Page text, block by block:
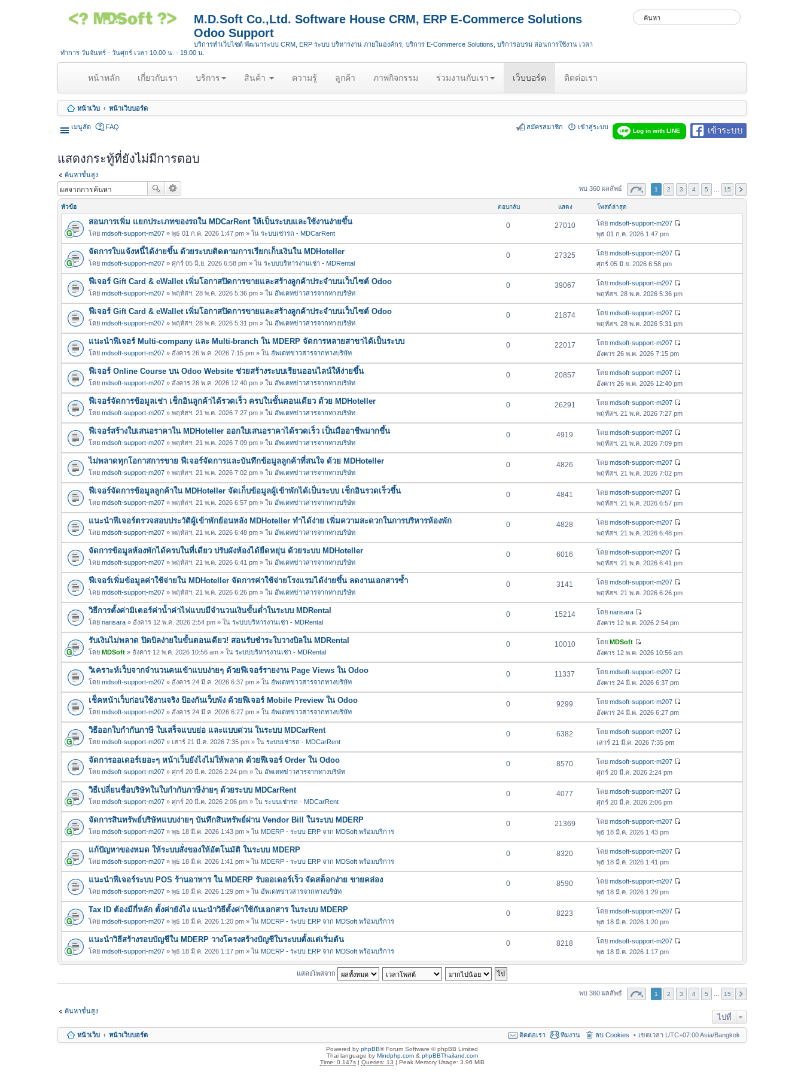
M.D.Soft Co.,Ltd. Software House CRM, ERP E-Commerce Solutions
Odoo Support
บริการทำเว็บไซต์ พัฒนาระบบ CRM, ERP ระบบ บริหารงาน ภายในองค์กร, บริการ E-Commerce Solutions, บริการอบรม สอนการใช้งาน เวลา
ทำการ วันจันทร์ - วันศุกร์ เวลา 10.00 น. - 19.00 น.
หน้าหลัก(
u
r
n
t
เกี่ยวกับเรา บริการ สินค้า ความรู้ ลูกค้า ภาพกิจกรรม ร่วมงานกับเรา เว็บบอร์ด ติดต่อเรา
หน้าเว็บ หน้าเว็บบอร์ด
เมนูลัด เข้าระบบ
Log in with LINE
FAQ เข้าสู่ระบบ
สมัครสมาชิก
แสดงกระทู้ที่ยังไม่มีการตอบ
ค้นหาขั้นสูง
พบ 360 ผลลัพธ์
1 2 3 4 5 15
หัวข้อ ตอบกลับ แสดง โพสต์ล่าสุด
สอนการเพิ่ม แยกประเภทของรถใน MDCarRent ให้เป็นระบบและใช้งานง่ายขึ้น
โดย mdsoft-support-m207 » พุธ 01 ก.ค. 2026 1:47 pm » ใน ระบบเช่ารถ - MDCarRent
0 27010 โดย mdsoft-support-m207
ข้
ว
ม
ล่
สุ
พุธ 01 ก.ค. 2026 1:47 pm
จัดการใบแจ้งหนี้ได้ง่ายขึ้น ด้วยระบบติดตามการเรียกเก็บเงินใน MDHoteller
โดย mdsoft-support-m207 » ศุกร์ 05 มิ.ย. 2026 6:58 pm » ใน ระบบบริหารงานเช่า - MDRental
0 27325 โดย mdsoft-support-m207
ข้
ค
ว
ม
ล่
ศุกร์ 05 มิ.ย. 2026 6:58 pm
ฟีเจอร์ Gift Card & eWallet เพิ่มโอกาสปิดการขายและสร้างลูกค้าประจำบนเว็บไซต์ Odoo
โดย mdsoft-support-m207 » พฤหัสฯ. 28 พ.ค. 2026 5:36 pm » ใน อัพเดทข่าวสารจากทางบริษัท
0 39067 โดย mdsoft-support-m207
ข้
ค
ว
ล่
สุ
พฤหัสฯ. 28 พ.ค. 2026 5:36 pm
ฟีเจอร์ Gift Card & eWallet เพิ่มโอกาสปิดการขายและสร้างลูกค้าประจำบนเว็บไซต์ Odoo
โดย mdsoft-support-m207 » พฤหัสฯ. 28 พ.ค. 2026 5:31 pm » ใน อัพเดทข่าวสารจากทางบริษัท
0 21874 โดย mdsoft-support-m207
ข้
ว
ม
ล่
สุ
พฤหัสฯ. 28 พ.ค. 2026 5:31 pm
แนะนำฟีเจอร์ Multi-company และ Multi-branch ใน MDERP จัดการหลายสาขาได้เป็นระบบ
โดย mdsoft-support-m207 » อังคาร 26 พ.ค. 2026 7:15 pm » ใน อัพเดทข่าวสารจากทางบริษัท
0 22017 โดย mdsoft-support-m207
ข้
ค
ว
ม
ล่
สุ
อังคาร 26 พ.ค. 2026 7:15 pm
ฟีเจอร์ Online Course บน Odoo Website ช่วยสร้างระบบเรียนออนไลน์ให้ง่ายขึ้น
โดย mdsoft-support-m207 » อังคาร 26 พ.ค. 2026 12:40 pm » ใน อัพเดทข่าวสารจากทางบริษัท
0 20857 โดย mdsoft-support-m207
ข้
ค
ว
ม
ล่
สุ
อังคาร 26 พ.ค. 2026 12:40 pm
ฟีเจอร์จัดการข้อมูลเช่า เช็กอินลูกค้าได้รวดเร็ว ครบในขั้นตอนเดียว ด้วย MDHoteller
โดย mdsoft-support-m207 » พฤหัสฯ. 21 พ.ค. 2026 7:27 pm » ใน อัพเดทข่าวสารจากทางบริษัท
0 26291 โดย mdsoft-support-m207
ข้
ค
ว
ม
ล่
สุ
พฤหัสฯ. 21 พ.ค. 2026 7:27 pm
ฟีเจอร์สร้างใบเสนอราคาใน MDHoteller ออกใบเสนอราคาได้รวดเร็ว เป็นมืออาชีพมากขึ้น
โดย mdsoft-support-m207 » พฤหัสฯ. 21 พ.ค. 2026 7:09 pm » ใน อัพเดทข่าวสารจากทางบริษัท
0 4919 โดย mdsoft-support-m207
ข้
ค
ว
ม
ล่
สุ
พฤหัสฯ. 21 พ.ค. 2026 7:09 pm
ไม่พลาดทุกโอกาสการขาย ฟีเจอร์จัดการและบันทึกข้อมูลลูกค้าที่สนใจ ด้วย MDHoteller
โดย mdsoft-support-m207 » พฤหัสฯ. 21 พ.ค. 2026 7:02 pm » ใน อัพเดทข่าวสารจากทางบริษัท
0 4826 โดย mdsoft-support-m207
ข้
ค
ว
ม
ล่
สุ
พฤหัสฯ. 21 พ.ค. 2026 7:02 pm
ฟีเจอร์จัดการข้อมูลลูกค้าใน MDHoteller จัดเก็บข้อมูลผู้เข้าพักได้เป็นระบบ เช็กอินรวดเร็วขึ้น
โดย mdsoft-support-m207 » พฤหัสฯ. 21 พ.ค. 2026 6:57 pm » ใน อัพเดทข่าวสารจากทางบริษัท
0 4841 โดย mdsoft-support-m207
ข้
ค
ว
ม
ล่
สุ
พฤหัสฯ. 21 พ.ค. 2026 6:57 pm
แนะนำฟีเจอร์ตรวจสอบประวัติผู้เข้าพักย้อนหลัง MDHoteller ทำได้ง่าย เพิ่มความสะดวกในการบริหารห้องพัก
โดย mdsoft-support-m207 » พฤหัสฯ. 21 พ.ค. 2026 6:48 pm » ใน อัพเดทข่าวสารจากทางบริษัท
0 4828 โดย mdsoft-support-m207
ข้
ค
ว
ม
ล่
พฤหัสฯ. 21 พ.ค. 2026 6:48 pm
จัดการข้อมูลห้องพักได้ครบในที่เดียว ปรับผังห้องได้ยืดหยุ่น ด้วยระบบ MDHoteller
โดย mdsoft-support-m207 » พฤหัสฯ. 21 พ.ค. 2026 6:41 pm » ใน อัพเดทข่าวสารจากทางบริษัท
0 6016 โดย mdsoft-support-m207
ข้
ค
ว
ล่
สุ
พฤหัสฯ. 21 พ.ค. 2026 6:41 pm
ฟีเจอร์เพิ่มข้อมูลค่าใช้จ่ายใน MDHoteller จัดการค่าใช้จ่ายโรงแรมได้ง่ายขึ้น ลดงานเอกสารซ้ำ
โดย mdsoft-support-m207 » พฤหัสฯ. 21 พ.ค. 2026 6:26 pm » ใน อัพเดทข่าวสารจากทางบริษัท
0 3141 โดย mdsoft-support-m207
ข้
ว
ม
ล่
พฤหัสฯ. 21 พ.ค. 2026 6:26 pm
วิธีการตั้งค่ามิเตอร์ค่าน้ำค่าไฟแบบมีจำนวนเงินขั้นต่ำในระบบ MDRental
โดย narisara » อังคาร 12 พ.ค. 2026 2:54 pm » ใน ระบบบริหารงานเช่า - MDRental
0 15214 โดย narisara
ดู
ข้
ค
ว
า
ม
ล่
า
สุ
อังคาร 12 พ.ค. 2026 2:54 pm
รับเงินไม่พลาด ปิดบิลง่ายในขั้นตอนเดียว! สอนรับชำระใบวางบิลใน MDRental
โดย MDSoft » อังคาร 12 พ.ค. 2026 10:56 am » ใน ระบบบริหารงานเช่า - MDRental
0 10010 โดย MDSoft
ดู
ข้
อ
ค
ว
า
ม
ล่
า
สุ
อังคาร 12 พ.ค. 2026 10:56 am
วิเคราะห์เว็บจากจำนวนคนเข้าแบบง่ายๆ ด้วยฟีเจอร์รายงาน Page Views ใน Odoo
โดย mdsoft-support-m207 » อังคาร 24 มี.ค. 2026 6:37 pm » ใน อัพเดทข่าวสารจากทางบริษัท
0 11337 โดย mdsoft-support-m207
ข้
ว
ล่
อังคาร 24 มี.ค. 2026 6:37 pm
เช็คหน้าเว็บก่อนใช้งานจริง ป้องกันเว็บพัง ด้วยฟีเจอร์ Mobile Preview ใน Odoo
โดย mdsoft-support-m207 » อังคาร 24 มี.ค. 2026 6:27 pm » ใน อัพเดทข่าวสารจากทางบริษัท
0 9299 โดย mdsoft-support-m207
ข้
ว
ล่
อังคาร 24 มี.ค. 2026 6:27 pm
วิธีออกใบกำกับภาษี ใบเสร็จแบบย่อ และแบบด่วน ในระบบ MDCarRent
โดย mdsoft-support-m207 » เสาร์ 21 มี.ค. 2026 7:35 pm » ใน ระบบเช่ารถ - MDCarRent
0 6382 โดย mdsoft-support-m207
ข้
ว
ล่
เสาร์ 21 มี.ค. 2026 7:35 pm
จัดการออเดอร์เยอะๆ หน้าเว็บยังไงไม่ให้พลาด ด้วยฟีเจอร์ Order ใน Odoo
โดย mdsoft-support-m207 » ศุกร์ 20 มี.ค. 2026 2:24 pm » ใน อัพเดทข่าวสารจากทางบริษัท
0 8570 โดย mdsoft-support-m207
ข้
ว
ล่
ศุกร์ 20 มี.ค. 2026 2:24 pm
วิธีเปลี่ยนชื่อบริษัทในใบกำกับภาษีง่ายๆ ด้วยระบบ MDCarRent
โดย mdsoft-support-m207 » ศุกร์ 20 มี.ค. 2026 2:06 pm » ใน ระบบเช่ารถ - MDCarRent
0 4077 โดย mdsoft-support-m207
ข้
ว
ล่
ศุกร์ 20 มี.ค. 2026 2:06 pm
จัดการสินทรัพย์บริษัทแบบง่ายๆ บันทึกสินทรัพย์ผ่าน Vendor Bill ในระบบ MDERP
โดย mdsoft-support-m207 » พุธ 18 มี.ค. 2026 1:43 pm » ใน MDERP - ระบบ ERP จาก MDSoft พร้อมบริการ
0 21369 โดย mdsoft-support-m207
ข้
ว
ล่
พุธ 18 มี.ค. 2026 1:43 pm
แก้ปัญหาของหมด ให้ระบบสั่งของให้อัตโนมัติ ในระบบ MDERP
โดย mdsoft-support-m207 » พุธ 18 มี.ค. 2026 1:41 pm » ใน MDERP - ระบบ ERP จาก MDSoft พร้อมบริการ
0 8320 โดย mdsoft-support-m207
ข้
ว
ล่
ด
พุธ 18 มี.ค. 2026 1:41 pm
แนะนำฟีเจอร์ระบบ POS ร้านอาหาร ใน MDERP รับออเดอร์เร็ว จัดสต็อกง่าย ขายคล่อง
โดย mdsoft-support-m207 » พุธ 18 มี.ค. 2026 1:29 pm » ใน อัพเดทข่าวสารจากทางบริษัท
0 8590 โดย mdsoft-support-m207
ข้
ว
ล่
สุ
ด
พุธ 18 มี.ค. 2026 1:29 pm
Tax ID ต้องมีกี่หลัก ตั้งค่ายังไง แนะนำวิธีตั้งค่าใช้กับเอกสาร ในระบบ MDERP
โดย mdsoft-support-m207 » พุธ 18 มี.ค. 2026 1:20 pm » ใน MDERP - ระบบ ERP จาก MDSoft พร้อมบริการ
0 8223 โดย mdsoft-support-m207
ข้
ว
ม
ล่
ด
พุธ 18 มี.ค. 2026 1:20 pm
แนะนำวิธีสร้างรอบบัญชีใน MDERP วางโครงสร้างบัญชีในระบบตั้งแต่เริ่มต้น
โดย mdsoft-support-m207 » พุธ 18 มี.ค. 2026 1:17 pm » ใน MDERP - ระบบ ERP จาก MDSoft พร้อมบริการ
0 8218 โดย mdsoft-support-m207
ข้
ว
า
า
พุธ 18 มี.ค. 2026 1:17 pm
แสดงโพสจาก
พบ 360 ผลลัพธ์ 1 2 3 4 5 15
ค้นหาขั้นสูง
ไปที่
หน้าเว็บ หน้าเว็บบอร์ด เขตเวลา UTC+07:00 Asia/Bangkok
ลบ Cookies
ทีมงาน
ติดต่อเรา
Powered by phpBB® Forum Software © phpBB Limited
Thai language by Mindphp.com& phpBBThailand.com
Time: 0.147s| Queries: 13 | Peak Memory Usage: 3.96 MiB